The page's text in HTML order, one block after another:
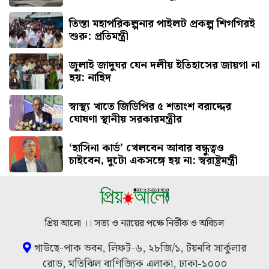
তিস্তা মহাপরিকল্পনার পাইলট প্রকল্প শিগগিরই
শুরু: প্রতিমন্ত্রী
জুলাই জাদুঘর যেন দলীয় ইতিহাসের জায়গা না
হয়: নাহিদ
স্বাস্থ্য খাতে জিডিপির ৫ শতাংশ বরাদ্দের
ঘোষণা স্থানীয় সরকারমন্ত্রীর
‘হাসিনা কার্ড’ খেলবেন আবার বন্ধুত্বও
চাইবেন, দুটো একসঙ্গে হয় না: স্বরাষ্ট্রমন্ত্রী
প্রিয় আলো ।। সত্য ও ন্যায়ের পক্ষে নির্ভীক ও অবিচল
গাউছে-পাক ভবন, লিফট-৬, ২৮জি/১, টয়নবি সার্কুলার
রোড, মতিঝিল বাণিজ্যিক এলাকা, ঢাকা-১০০০